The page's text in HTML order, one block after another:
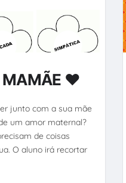
MAMÃE ❤
junto com a sua mãe
um amor maternal?
de coisas
O aluno irá recortar